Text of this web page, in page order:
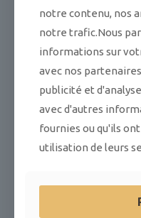
notre contenu, nos
notre trafic.Nous
informations sur
avec nos
publicité et
avec d'autres
fournies ou qu'ils
utilisation de leurs